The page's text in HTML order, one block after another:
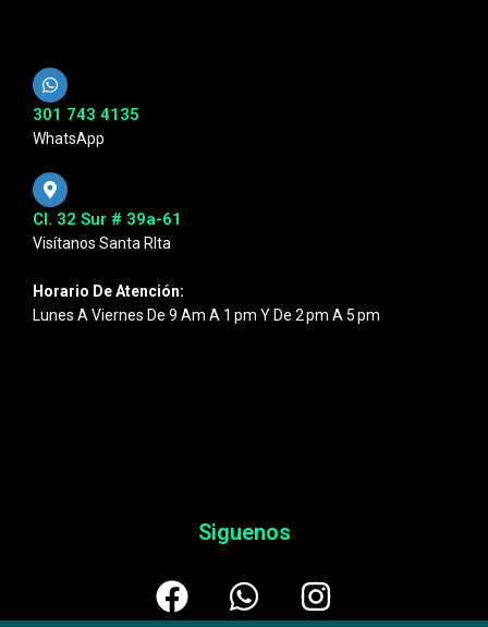
301 743 4135
WhatsApp
Cl. 32 Sur # 39a-61
Visítanos Santa RIta
Horario De Atención:
Lunes A Viernes De 9 Am A 1 Pm Y De 2 Pm A 5 Pm
Siguenos